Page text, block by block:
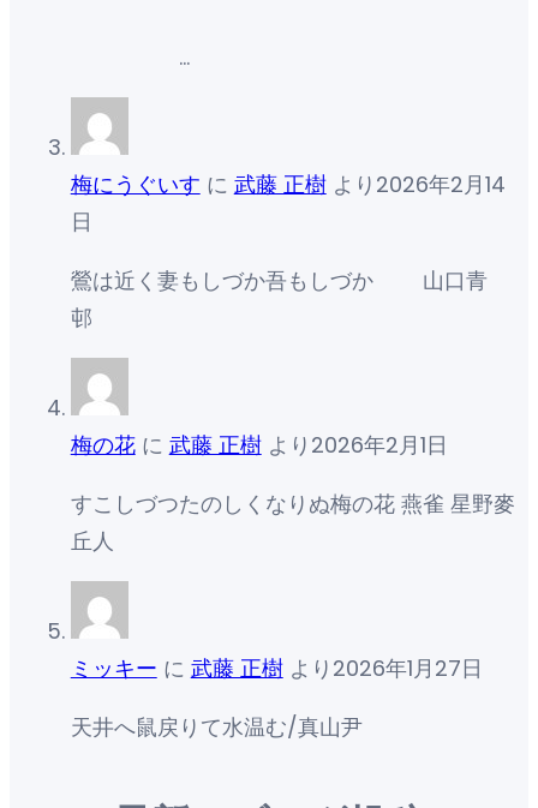
…
梅にうぐいす に 武藤 正樹より 2026年2月14
日
鶯は近く妻もしづか吾もしづか 山口青
邨
梅の花に 武藤 正樹より 2026年2月1日
すこしづつたのしくなりぬ梅の花 燕雀 星野麥
丘人
ミッキー に 武藤 正樹より 2026年1月27日
天井へ鼠戻りて水温む/真山尹